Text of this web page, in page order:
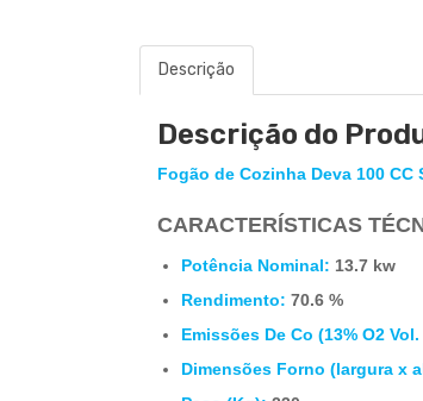
Descrição
Descrição do
Fogão de Cozinha Deva 100 CC
CARACTERÍSTICAS
Potência Nominal: 13.7 kw
Rendimento: 70.6 %
Emissões De Co (13% O2 Vol.
Dimensões Forno (largura x